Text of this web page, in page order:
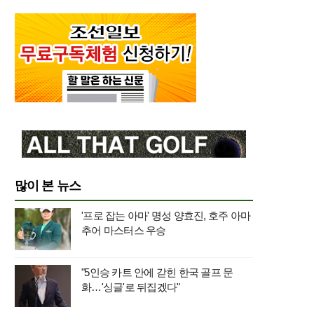
많이 본 뉴스
'프로 잡는 아마' 명성 양효진, 호주 아마
추어 마스터스 우승
"5인승 카트 안에 갇힌 한국 골프 문
화…'싱글'로 뒤집겠다"